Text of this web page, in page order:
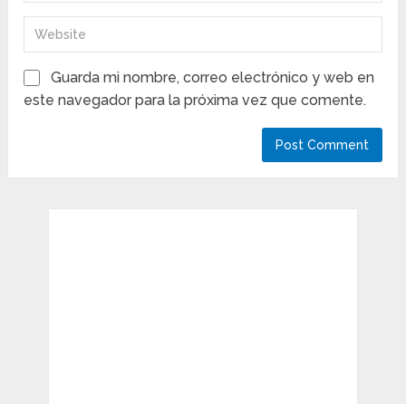
Guarda mi nombre, correo electrónico y web en
este navegador para la próxima vez que comente.